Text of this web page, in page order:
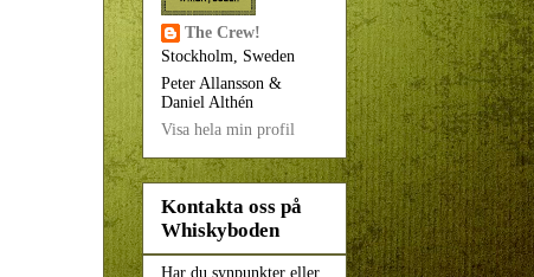
The Crew!
Stockholm, Sweden
Peter Allansson &
Daniel Althén
Visa hela min profil
Kontakta oss på
Whiskyboden
Har du synpunkter eller